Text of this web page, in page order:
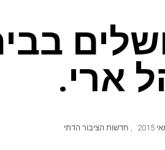
ארי.
, חדשות הציבור הדתי